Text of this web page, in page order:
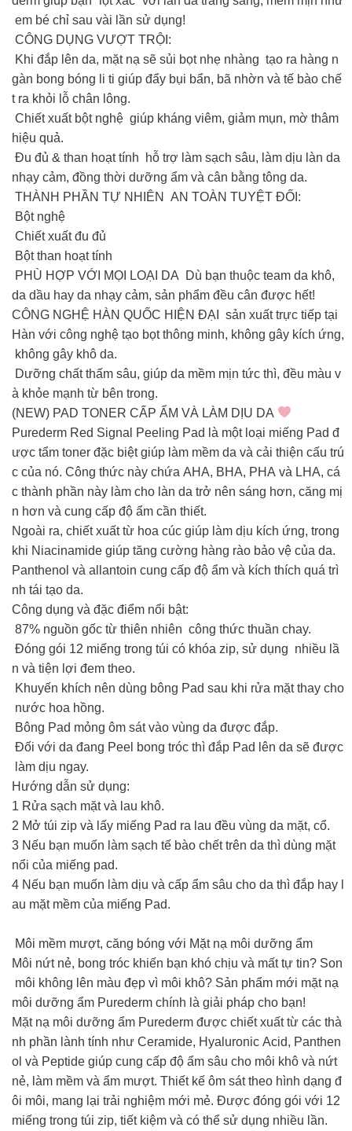
em bé chỉ sau vài lần sử dụng!
CÔNG DỤNG VƯỢT TRỘI:
Khi đắp lên da, mặt nạ sẽ sủi bọt nhẹ nhàng tạo ra hàng n
gàn bong bóng li ti giúp đẩy bụi bẩn, bã nhờn và tế bào chế
t ra khỏi lỗ chân lông.
Chiết xuất bột nghệ giúp kháng viêm, giảm mụn, mờ thâm
hiệu quả.
Đu đủ & than hoạt tính hỗ trợ làm sạch sâu, làm dịu làn da
nhạy cảm, đồng thời dưỡng ẩm và cân bằng tông da.
THÀNH PHẦN TỰ NHIÊN AN TOÀN TUYỆT ĐỐI:
️ Bột nghệ
️ Chiết xuất đu đủ
️ Bột than hoạt tính
‍️ PHÙ HỢP VỚI MỌI LOẠI DA Dù bạn thuộc team da khô,
da dầu hay da nhạy cảm, sản phẩm đều cân được hết!
CÔNG NGHỆ HÀN QUỐC HIỆN ĐẠI sản xuất trực tiếp tại
Hàn với công nghệ tạo bọt thông minh, không gây kích ứng,
không gây khô da.
Dưỡng chất thấm sâu, giúp da mềm mịn tức thì, đều màu v
à khỏe mạnh từ bên trong.
(NEW) PAD TONER CẤP ẨM VÀ LÀM DỊU DA
Purederm Red Signal Peeling Pad là một loại miếng Pad đ
ược tẩm toner đặc biệt giúp làm mềm da và cải thiện cấu trú
c của nó. Công thức này chứa AHA, BHA, PHA và LHA, cá
c thành phần này làm cho làn da trở nên sáng hơn, căng mị
n hơn và cung cấp độ ẩm cần thiết.
Ngoài ra, chiết xuất từ hoa cúc giúp làm dịu kích ứng, trong
khi Niacinamide giúp tăng cường hàng rào bảo vệ của da.
Panthenol và allantoin cung cấp độ ẩm và kích thích quá trì
nh tái tạo da.
Công dụng và đặc điểm nổi bật:
87% nguồn gốc từ thiên nhiên công thức thuần chay.
Đóng gói 12 miếng trong túi có khóa zip, sử dụng nhiều lầ
n và tiện lợi đem theo.
Khuyến khích nên dùng bông Pad sau khi rửa mặt thay cho
nước hoa hồng.
Bông Pad mỏng ôm sát vào vùng da được đắp.
Đối với da đang Peel bong tróc thì đắp Pad lên da sẽ được
làm dịu ngay.
Hướng dẫn sử dụng:
1️ Rửa sạch mặt và lau khô.
2️ Mở túi zip và lấy miếng Pad ra lau đều vùng da mặt, cổ.
3️ Nếu bạn muốn làm sạch tế bào chết trên da thì dùng mặt
nổi của miếng pad.
4️ Nếu bạn muốn làm dịu và cấp ẩm sâu cho da thì đắp hay l
au mặt mềm của miếng Pad.
Môi mềm mượt, căng bóng với Mặt nạ môi dưỡng ẩm
Môi nứt nẻ, bong tróc khiến bạn khó chịu và mất tự tin? Son
môi không lên màu đẹp vì môi khô? Sản phẩm mới mặt nạ
môi dưỡng ẩm Purederm chính là giải pháp cho bạn!
Mặt nạ môi dưỡng ẩm Purederm được chiết xuất từ các thà
nh phần lành tính như Ceramide, Hyaluronic Acid, Panthen
ol và Peptide giúp cung cấp độ ẩm sâu cho môi khô và nứt
nẻ, làm mềm và ẩm mượt. Thiết kế ôm sát theo hình dạng đ
ôi môi, mang lại trải nghiệm mới mẻ. Được đóng gói với 12
miếng trong túi zip, tiết kiệm và có thể sử dụng nhiều lần.